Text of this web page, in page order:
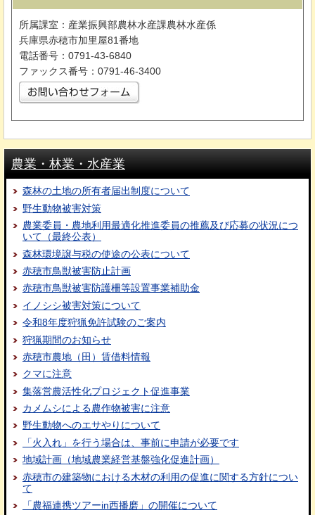
所属課室：産業振興部農林水産課農林水産係
兵庫県赤穂市加里屋81番地
電話番号：0791-43-6840
ファックス番号：0791-46-3400
農業・林業・水産業
森林の土地の所有者届出制度について
野生動物被害対策
農業委員・農地利用最適化推進委員の推薦及び応募の状況につ
いて（最終公表）
森林環境譲与税の使途の公表について
赤穂市鳥獣被害防止計画
赤穂市鳥獣被害防護柵等設置事業補助金
イノシシ被害対策について
令和8年度狩猟免許試験のご案内
狩猟期間のお知らせ
赤穂市農地（田）賃借料情報
クマに注意
集落営農活性化プロジェクト促進事業
カメムシによる農作物被害に注意
野生動物へのエサやりについて
「火入れ」を行う場合は、事前に申請が必要です
地域計画（地域農業経営基盤強化促進計画）
赤穂市の建築物における木材の利用の促進に関する方針につい
て
「農福連携ツアーin西播磨」の開催について